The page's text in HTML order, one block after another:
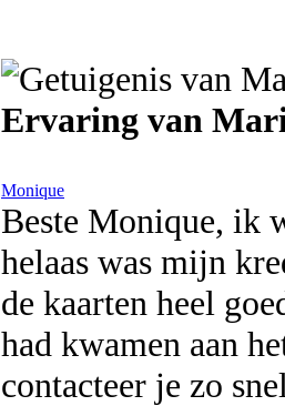
Ervaring van
Monique
Beste Monique, ik
helaas was mijn
de kaarten heel
had kwamen aan
contacteer je zo